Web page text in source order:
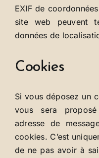
EXIF de
site web peuvent
données de
Cookies
Si vous déposez un
vous sera
adresse de
cookies. C’est
de ne pas avoir à